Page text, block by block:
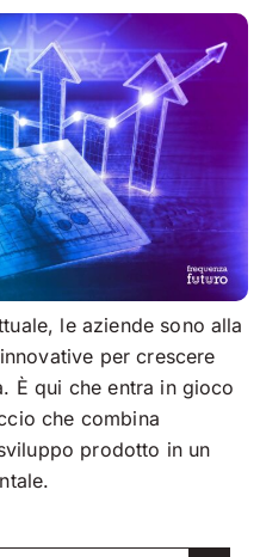
le aziende sono alla
per crescere
È qui che entra in gioco
che combina
prodotto in un